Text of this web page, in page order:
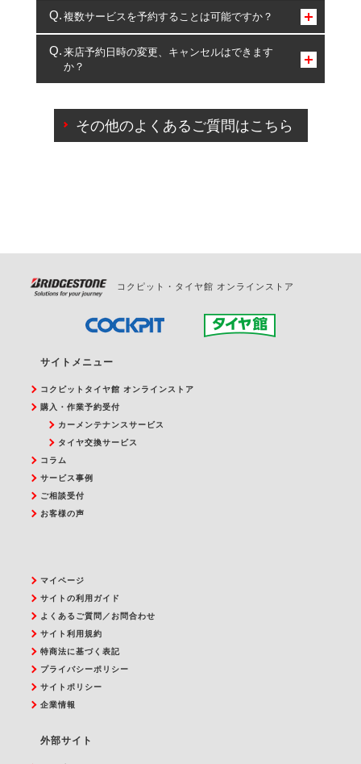
コクピット・タイヤ館のみとなります。
複数サービスを予約することは可能ですか？
複数サービスのご予約は可能です。
一部の商品・サービスの組み合わせに限り、同時にご予約が
出来ないものもございます。
来店予約日時の変更、キャンセルはできます
か？
ご来店予約日の3営業日前を過ぎている場合のご予約
の日時変更につきましては、直接ご予約の店舗まで
その他のよくあるご質問はこちら
コクピット・タイヤ館 オンラインストア
サイトメニュー
コクピットタイヤ館 オンラインストア
購入・作業予約受付
カーメンテナンスサービス
タイヤ交換サービス
コラム
サービス事例
ご相談受付
お客様の声
マイページ
サイトの利用ガイド
よくあるご質問／お問合わせ
サイト利用規約
特商法に基づく表記
プライバシーポリシー
サイトポリシー
企業情報
外部サイト